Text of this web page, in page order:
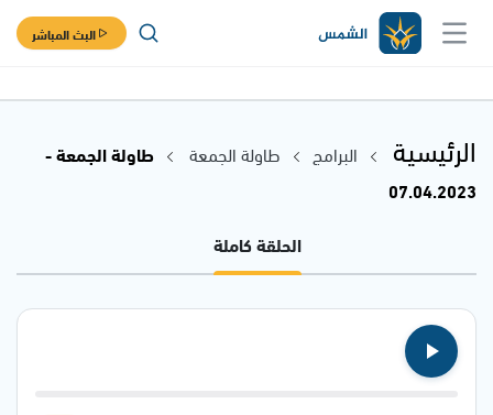
البث المباشر
الرئيسية البرامج طاولة الجمعة
طاولة الجمعة -
07.04.2023
الحلقة كاملة